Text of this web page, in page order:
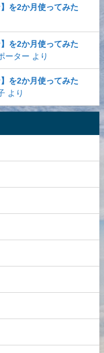
を2か月使ってみた
を2か月使ってみた
ーター より
を2か月使ってみた
より